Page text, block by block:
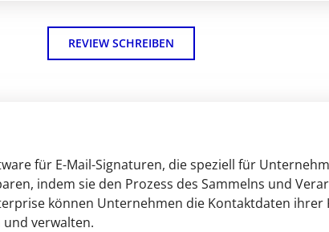
REVIEW SCHREIBEN
für E-Mail-Signaturen, die speziell für
indem sie den Prozess des Sammelns und
können Unternehmen die Kontaktdaten
verwalten.